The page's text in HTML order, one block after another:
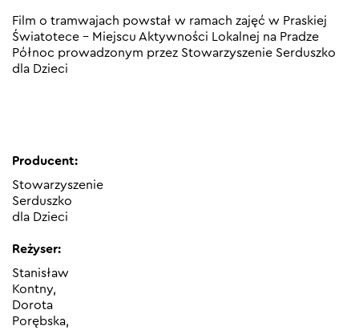
Film o tramwajach powstał w ramach zajęć w Praskiej
Światotece – Miejscu Aktywności Lokalnej na Pradze
Północ prowadzonym przez Stowarzyszenie Serduszko
dla Dzieci
Producent:
Stowarzyszenie
Serduszko
dla Dzieci
Reżyser:
Stanisław
Kontny,
Dorota
Porębska,